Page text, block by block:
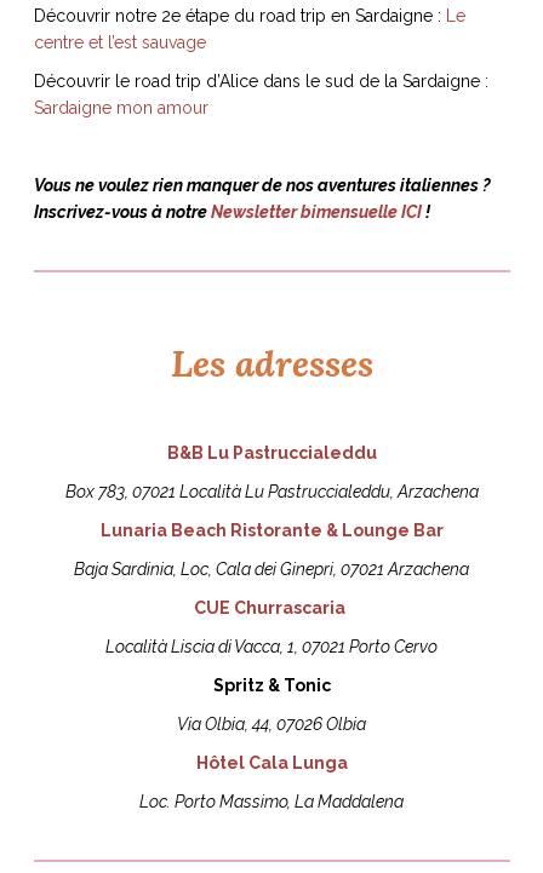
Découvrir notre 2e étape du road trip en Sardaigne :
Le
centre et l’est sauvage
Découvrir le road trip d’Alice dans le sud de la Sardaigne :
Sardaigne mon amour
Vous ne voulez rien manquer de nos aventures italiennes ?
Inscrivez-vous à notreNewsletter bimensuelle ICI!
Les adresses
B&B Lu Pastruccialeddu
Box 783, 07021 Località Lu Pastruccialeddu, Arzachena
Lunaria Beach Ristorante & Lounge Bar
Baja Sardinia, Loc, Cala dei Ginepri, 07021 Arzachena
CUE Churrascaria
Località Liscia di Vacca, 1, 07021 Porto Cervo
Spritz & Tonic
Via Olbia, 44, 07026 Olbia
Hôtel Cala Lunga
Loc. Porto Massimo, La Maddalena